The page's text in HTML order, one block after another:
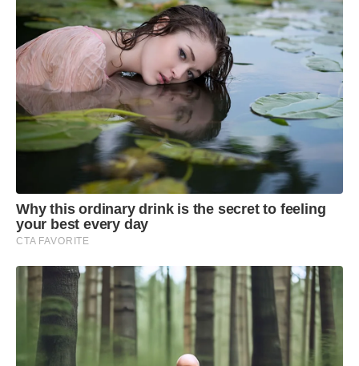
Why this ordinary drink is the secret to feeling
your best every day
CTA FAVORITE